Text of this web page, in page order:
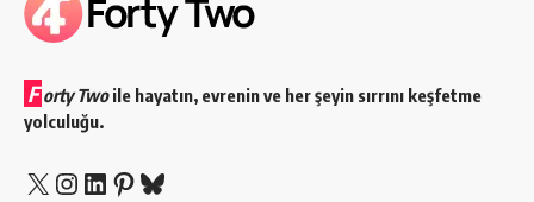
F orty Twoile hayatın, evrenin ve her şeyin sırrını keşfetme
yolculuğu.
X Instagram
LinkedIn
Pinterest
Bluesky